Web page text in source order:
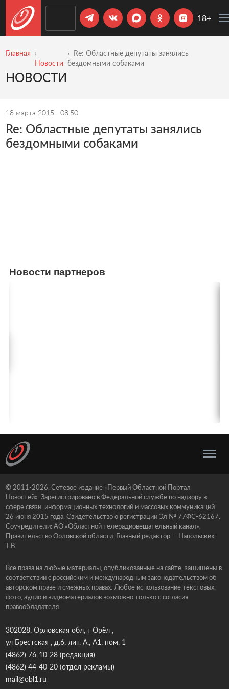
18+
Главная
Новости
Re: Областные депутаты занялись
бездомными собаками
НОВОСТИ
18 марта 2015 08:50
Re: Областные депутаты занялись
бездомными собаками
Новости партнеров
© 2011-2026, Сетевое издание «Первый Областной Портал
Новостей». Зарегистрировано в Федеральной службе по надзору в
сфере связи, информационных технологий и массовых коммуникаций
26 июня 2015 года. Свидетельство о регистрации Эл № 77ФС-62167.
Соучредители: АО «Областной телерадиовещательный канал»,
Правительство Орловской области. Главный редактор — Напольских
Т.В.
Все права на любые материалы, опубликованные на сайте, защищены в
соответствии с российским и международным законодательством об
авторском праве и смежных правах. Любое использование текстовых,
фото, аудио и видеоматериалов возможно только с согласия
правообладателя.
302028, Орловская обл, г Орёл ,
ул Брестская , д.6, лит. А., А1, пом. 1
(4862) 76-10-28(редакция)
(4862) 44-40-20(отдел рекламы)
mail@obl1.ru